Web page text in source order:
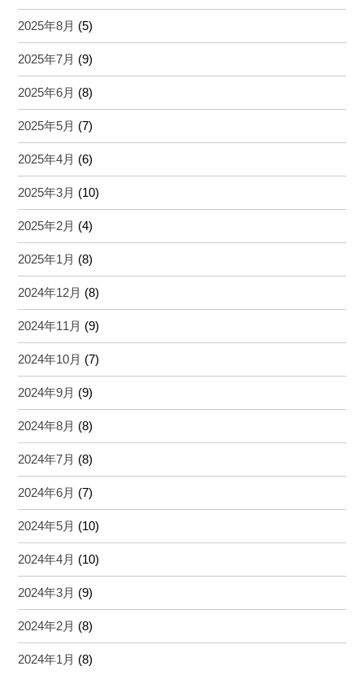
2025年8月 (5)
2025年7月 (9)
2025年6月 (8)
2025年5月 (7)
2025年4月 (6)
2025年3月 (10)
2025年2月 (4)
2025年1月 (8)
2024年12月 (8)
2024年11月 (9)
2024年10月 (7)
2024年9月 (9)
2024年8月 (8)
2024年7月 (8)
2024年6月 (7)
2024年5月 (10)
2024年4月 (10)
2024年3月 (9)
2024年2月 (8)
2024年1月 (8)